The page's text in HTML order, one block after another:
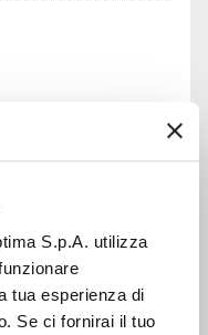
S.p.A. utilizza
tua esperienza di
Se ci fornirai il tuo